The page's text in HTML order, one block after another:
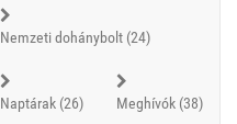
Nemzeti dohánybolt (24)
Naptárak (26) Meghívók (38)